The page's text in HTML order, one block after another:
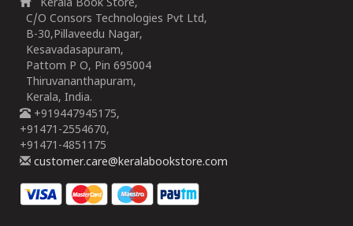
Kerala Book Store,
C/O Consors Technologies Pvt Ltd,
B-30,Pillaveedu Nagar,
Kesavadasapuram,
Pattom P O, Pin 695004
Thiruvananthapuram,
Kerala, India.
+919447945175,
+91471-2554670,
+91471-4851175
customer.care@keralabookstore.com